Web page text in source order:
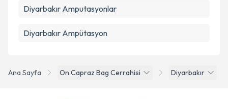
Ana Sayfa On Capraz Bag Cerrahisi Diyarbakır
Diyarbakır Amputasyonlar
Diyarbakır Ampütasyon